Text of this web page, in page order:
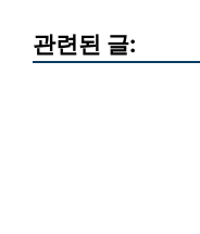
관련된 글: